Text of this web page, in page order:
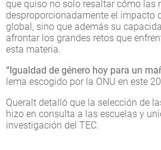
que quiso no solo resaltar cómo las
desproporcionadamente el impacto
global, sino que además su
afrontar los grandes retos que
esta materia.
“Igualdad de género hoy para un
lema escogido por la ONU en este
Queralt detalló que la selección de
hizo en consulta a las escuelas y
investigación del TEC.